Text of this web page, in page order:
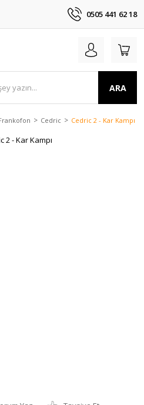
0505 441 62 18
ARA
Cedric Cedric 2 - Kar Kampı